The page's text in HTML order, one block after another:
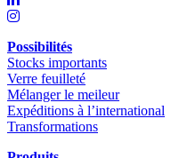
Possibilités
Stocks importants
Verre feuilleté
Mélanger le meileur
Expéditions à l’international
Transformations